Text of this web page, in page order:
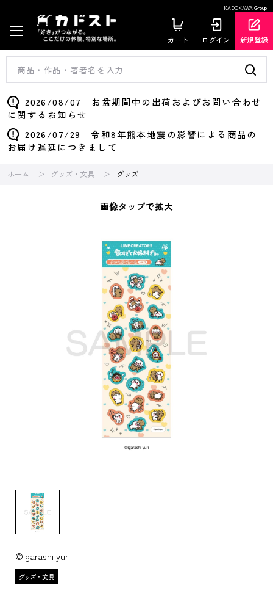
KADOKAWA Group
カート ログイン 新規登録
2026/08/07 お盆期間中の出荷およびお問い合わせ
に関するお知らせ
2026/07/29 令和8年熊本地震の影響による商品の
お届け遅延につきまして
ホーム グッズ・文具 グッズ
画像タップで拡大
©igarashi yuri